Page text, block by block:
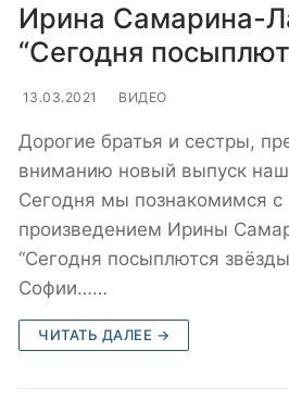
Ирина Самарина-
“Сегодня
13.03.2021 ВИДЕО
Дорогие братья и сестры,
вниманию новый выпуск
Сегодня мы познакомимся с
произведением Ирины
“Сегодня посыплются
Софии……
ЧИТАТЬ ДАЛЕЕ →